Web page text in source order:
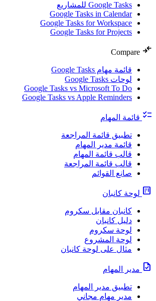
Google Tasks للمشاريع
Google Tasks in Calendar
Google Tasks for Workspace
Google Tasks for Projects
compare_arrows
Compare
قائمة مهام Google Tasks
لوحات Google Tasks
Google Tasks vs Microsoft To Do
Google Tasks vs Apple Reminders
checklist قائمة المهام
تطبيق قائمة المراجعة
قائمة مدير المهام
قالب قائمة المهام
قالب قائمة المراجعة
صانع القوائم
view_kanban لوحة كانبان
كانبان مقابل سكروم
دليل كانبان
لوحة سكروم
لوحة المشروع
مثال على لوحة كانبان
task مدير المهام
تطبيق مدير المهام
مدير مهام مجاني